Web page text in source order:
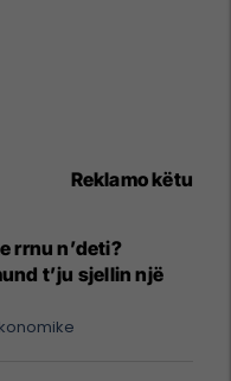
Reklamo këtu
rrnu n’deti?
t’ju sjellin një